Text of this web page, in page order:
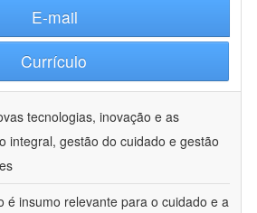
E-mail
Currículo
tecnologias, inovação e as
integral, gestão do cuidado e gestão
é insumo relevante para o cuidado e a